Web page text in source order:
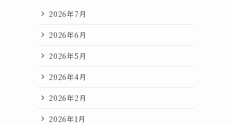
2026年7月
2026年6月
2026年5月
2026年4月
2026年2月
2026年1月